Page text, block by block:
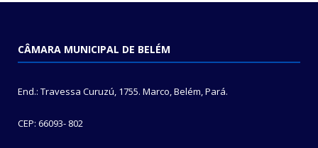
CÂMARA MUNICIPAL DE BELÉM
End.: Travessa Curuzú, 1755. Marco, Belém, Pará.
CEP: 66093- 802